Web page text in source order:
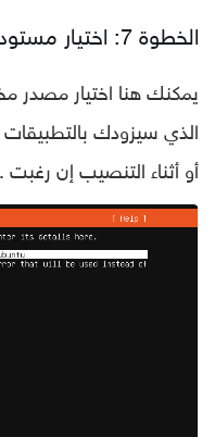
الخطوة 7: اختيار مستودع أبونتو الافتراضي
يمكنك هنا اختيار مصدر
الذي سيزودك بالتطبيقات ,
أو أثناء التنصيب إن رغبت .